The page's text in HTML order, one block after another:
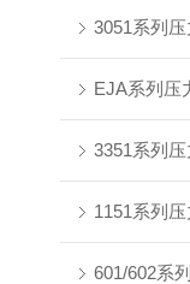
3051系列
EJA系列压
3351系列
1151系列
601/602系